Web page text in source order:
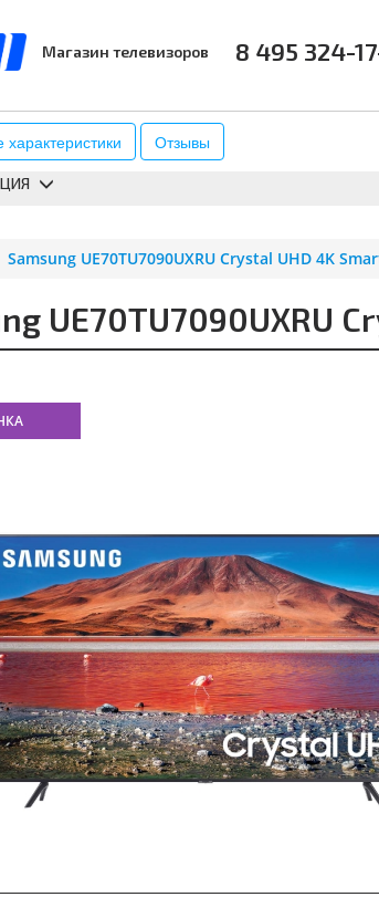
Магазин телевизоров 8 495 324-
характеристики Отзывы
АКСЕССУАРЫ
Samsung UE70TU7090UXRU Crystal UHD 4K
UE70TU7090UXRU